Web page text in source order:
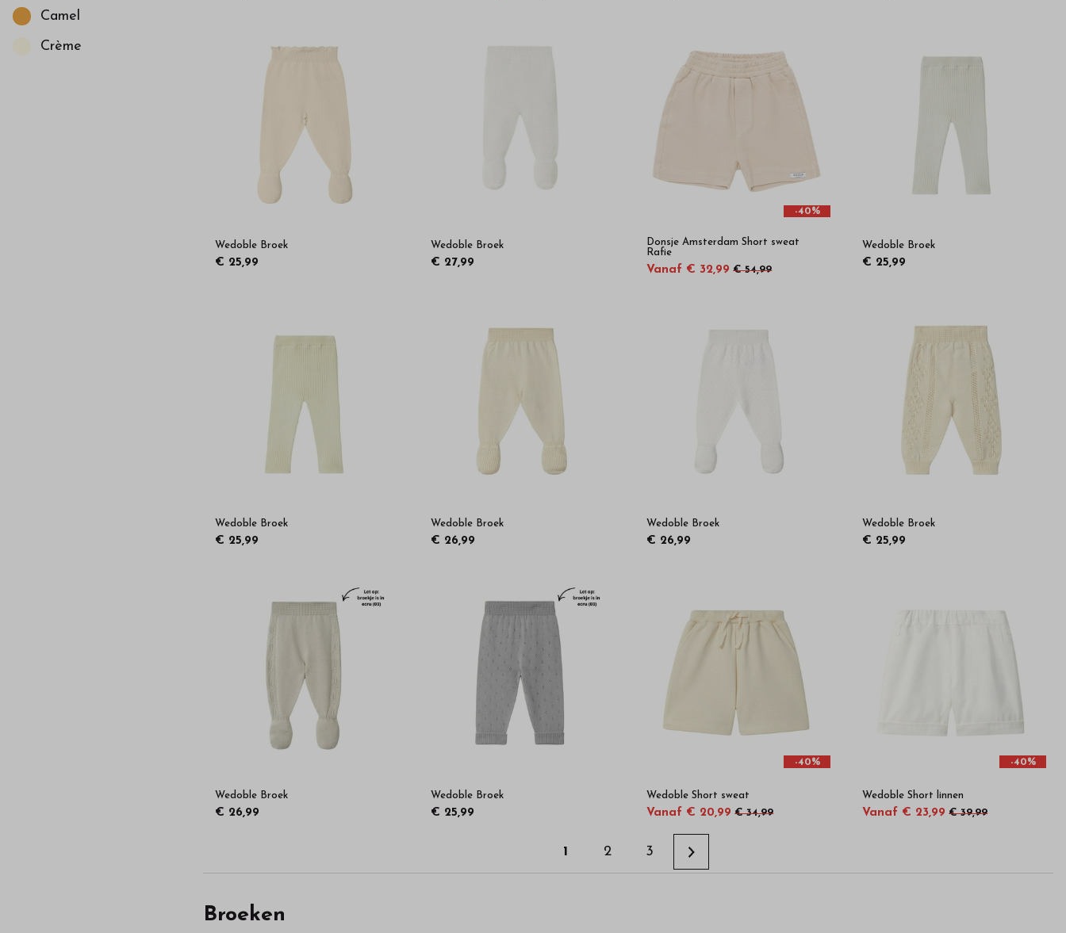
Camel
Crème
Wedoble Broek
€ 25,99
Wedoble Broek
€ 27,99
-40%
Donsje Amsterdam Short sweat
Rafie
Vanaf € 32,99 € 54,99
Wedoble Broek
€ 25,99
Wedoble Broek
€ 25,99
Wedoble Broek
€ 26,99
Wedoble Broek
€ 26,99
Wedoble Broek
€ 25,99
Wedoble Broek
€ 26,99
Wedoble Broek
€ 25,99
-40%
Wedoble Short sweat
Vanaf € 20,99 € 34,99
-40%
Wedoble Short linnen
Vanaf € 23,99 € 39,99
1 2 3
Broeken